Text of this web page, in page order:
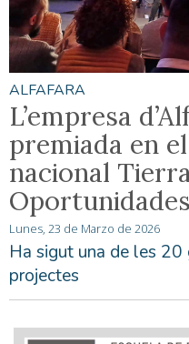
ALFAFARA
L’empresa
premiada en
nacional
Oportunidades
Lunes, 23 de Marzo de 2026
Ha sigut una de les 20
projectes